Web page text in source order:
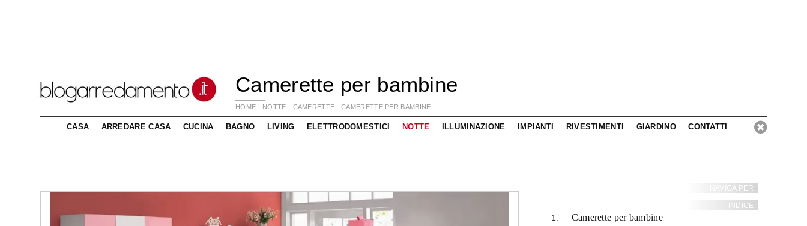
Camerette per bambine
HOME - NOTTE - CAMERETTE -CAMERETTE PER BAMBINE
CASA ARREDARE CASA CUCINA BAGNO LIVING ELETTRODOMESTICI NOTTE ILLUMINAZIONE IMPIANTI RIVESTIMENTI GIARDINO CONTATTI
NAVIGA PER:
INDICE:
Camerette per bambine